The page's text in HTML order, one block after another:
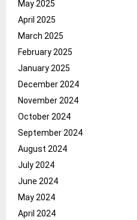
May 2025
April 2025
March 2025
February 2025
January 2025
December 2024
November 2024
October 2024
September 2024
August 2024
July 2024
June 2024
May 2024
April 2024